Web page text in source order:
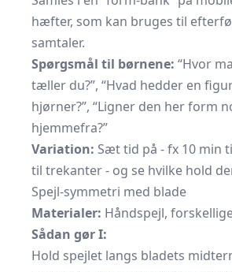
hæfter, som kan bruges til
samtaler.
Spørgsmål til børnene: “Hvor
tæller du?”, “Hvad hedder en
hjørner?”, “Ligner den her form
hjemmefra?”
Variation: Sæt tid på - fx 10 min
til trekanter - og se hvilke hold
Spejl-symmetri med blade
Materialer: Håndspejl,
Sådan gør I:
Hold spejlet langs bladets